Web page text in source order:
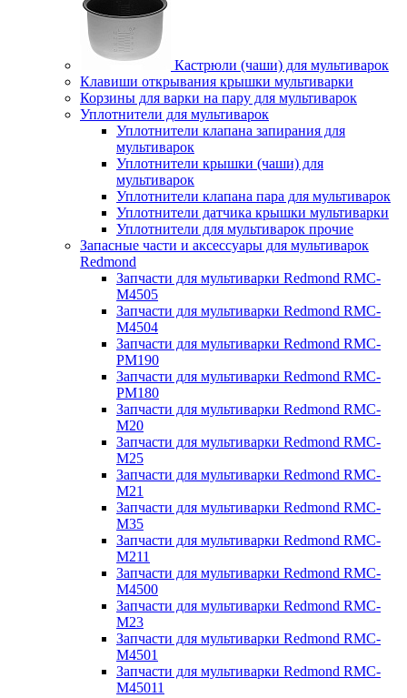
Кастрюли (чаши) для мультиварок
Клавиши открывания крышки мультиварки
Корзины для варки на пару для мультиварок
Уплотнители для мультиварок
Уплотнители клапана запирания для
мультиварок
Уплотнители крышки (чаши) для
мультиварок
Уплотнители клапана пара для мультиварок
Уплотнители датчика крышки мультиварки
Уплотнители для мультиварок прочие
Запасные части и аксессуары для мультиварок
Redmond
Запчасти для мультиварки Redmond RMC-
M4505
Запчасти для мультиварки Redmond RMC-
M4504
Запчасти для мультиварки Redmond RMC-
PM190
Запчасти для мультиварки Redmond RMC-
PM180
Запчасти для мультиварки Redmond RMC-
M20
Запчасти для мультиварки Redmond RMC-
M25
Запчасти для мультиварки Redmond RMC-
M21
Запчасти для мультиварки Redmond RMC-
M35
Запчасти для мультиварки Redmond RMC-
M211
Запчасти для мультиварки Redmond RMC-
M4500
Запчасти для мультиварки Redmond RMC-
M23
Запчасти для мультиварки Redmond RMC-
M4501
Запчасти для мультиварки Redmond RMC-
M45011